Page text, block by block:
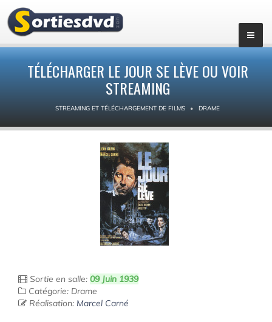
TÉLÉCHARGER LE JOUR SE LÈVE OU VOIR
STREAMING
STREAMING ET TÉLÉCHARGEMENT DE FILMS DRAME
Sortie en salle: 09 Juin 1939
Catégorie: Drame
Réalisation: Marcel Carné